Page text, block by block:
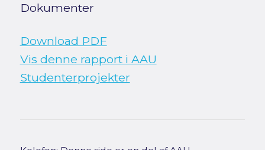
Dokumenter
Download PDF
Vis denne rapport i AAU
Studenterprojekter